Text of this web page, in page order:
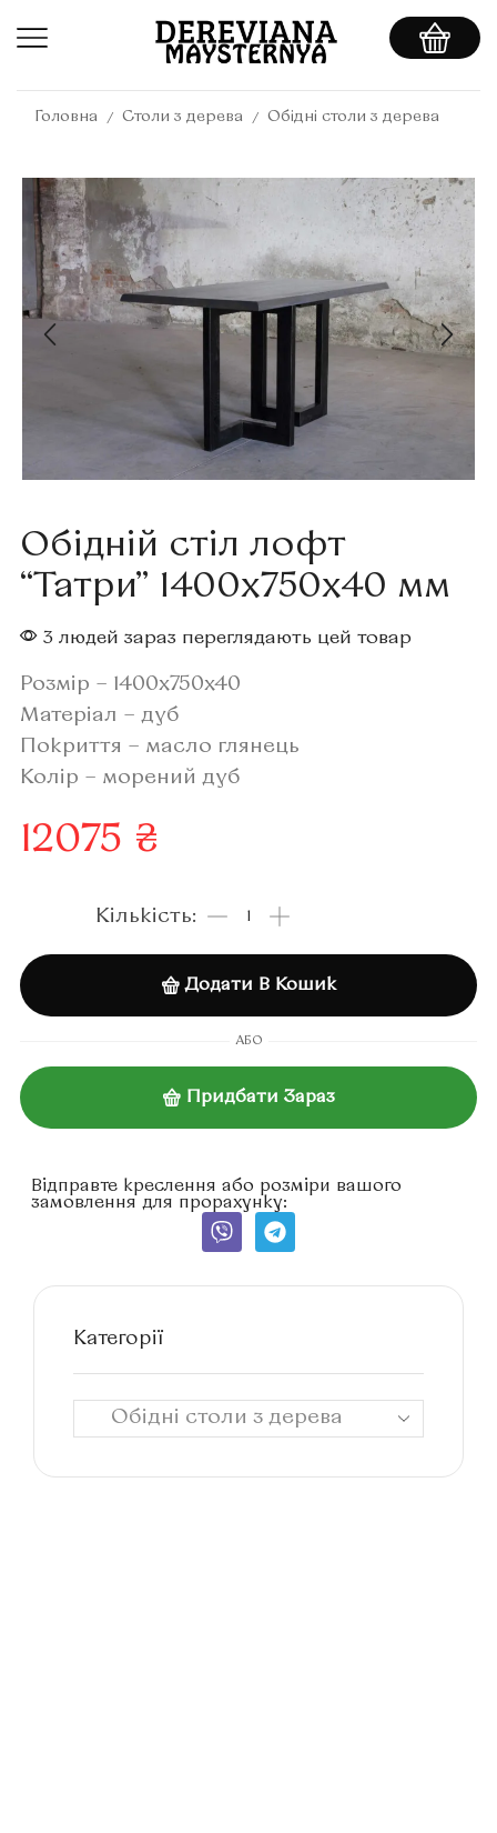
Головна / Столи з дерева / Обідні столи з дерева
Обідній стіл лофт
“Татри” 1400x750x40 мм
3 людей зараз переглядають цей товар
Розмір – 1400x750x40
Матеріал – дуб
Покриття – масло глянець
Колір – морений дуб
12075 ₴
Додати В Кошик
АБО
Придбати Зараз
Відправте креслення або розміри вашого
замовлення для прорахунку:
Категорії